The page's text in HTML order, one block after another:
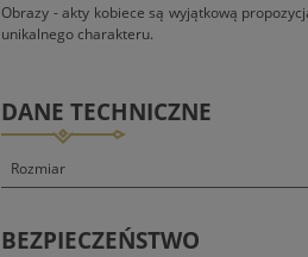
Obrazy - akty kobiece są wyjątkową
unikalnego charakteru.
DANE TECHNICZNE
Rozmiar
BEZPIECZEŃSTWO